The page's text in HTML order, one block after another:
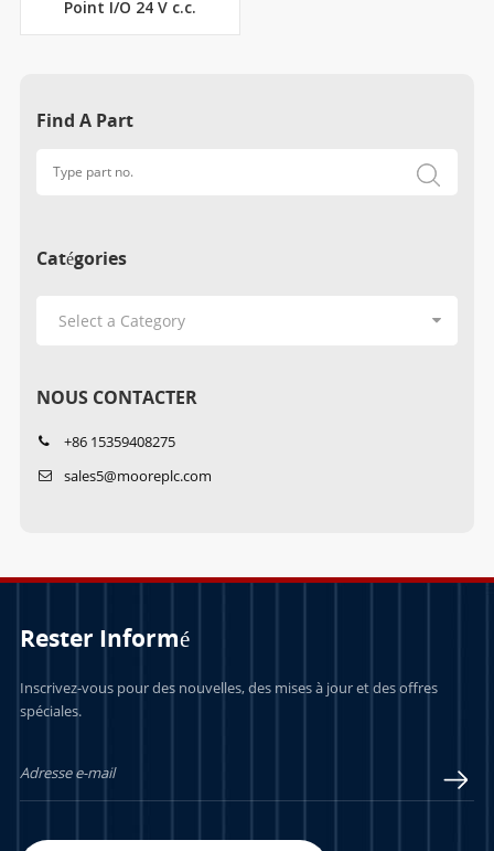
Point I/O 24 V c.c.
Find A Part
Catégories
NOUS CONTACTER
+86 15359408275
sales5@mooreplc.com
Rester Informé
Inscrivez-vous pour des nouvelles, des mises à jour et des offres
spéciales.